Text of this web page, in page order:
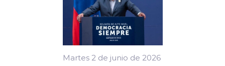
Martes 2 de junio de 2026